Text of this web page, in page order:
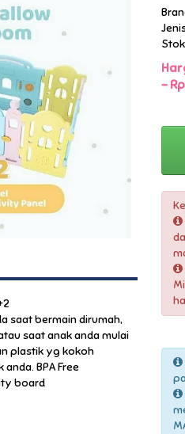
saat bermain dirumah,
saat anak anda mulai
plastik yg kokoh
BPA Free
board
-